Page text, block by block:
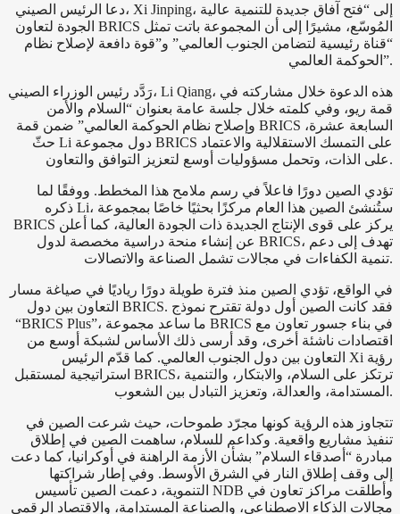
دعا الرئيس الصيني، Xi Jinping، إلى “فتح آفاق جديدة للتنمية عالية
الجودة لتعاون BRICS المُوسّع، مشيرًا إلى أن المجموعة باتت تمثل
“قناة رئيسية لتضامن الجنوب العالمي” و”قوة دافعة لإصلاح نظام
الحوكمة العالمي”.
رَدَّد رئيس الوزراء الصيني، Li Qiang، هذه الدعوة خلال مشاركته في
قمة ريو، وفي كلمته خلال جلسة عامة بعنوان “السلام والأمن
وإصلاح نظام الحوكمة العالمي” ضمن قمة BRICS السابعة عشرة،
حثّ Li دول مجموعة BRICS على التمسك الاستقلالية والاعتماد
على الذات، وتحمل مسؤوليات أوسع لتعزيز التوافق والتعاون.
تؤدي الصين دورًا فاعلاً في رسم ملامح هذا المخطط. ووفقًا لما
ذكره Li، ستُنشئ الصين هذا العام مركزًا بحثيًا خاصًا بمجموعة
BRICS يركز على قوى الإنتاج الجديدة ذات الجودة العالية، كما أعلن
عن إنشاء منحة دراسية مخصصة لدول BRICS، تهدف إلى دعم
تنمية الكفاءات في مجالات تشمل الصناعة والاتصالات.
في الواقع، تؤدي الصين منذ فترة طويلة دورًا رياديًا في صياغة مسار
التعاون بين دول BRICS. فقد كانت الصين أول دولة تقترح نموذج
“BRICS Plus”، ما ساعد مجموعة BRICS في بناء جسور تعاون مع
اقتصادات ناشئة أخرى، وقد أرسى ذلك الأساس لشبكة أوسع من
التعاون بين دول الجنوب العالمي. كما قدّم الرئيس Xi رؤية
استراتيجية لمستقبل BRICS، ترتكز على السلام، والابتكار، والتنمية
المستدامة، والعدالة، وتعزيز التبادل بين الشعوب.
تتجاوز هذه الرؤية كونها مجرّد طموحات، حيث شرعت الصين في
تنفيذ مشاريع واقعية. وكداعم للسلام، ساهمت الصين في إطلاق
مبادرة “أصدقاء السلام” بشأن الأزمة الراهنة في أوكرانيا، كما دعت
إلى وقف إطلاق النار في الشرق الأوسط. وفي إطار شراكتها
التنموية، دعمت الصين تأسيس NDB وأطلقت مراكز تعاون في
مجالات الذكاء الاصطناعي، والصناعة المستدامة، والاقتصاد الرقمي